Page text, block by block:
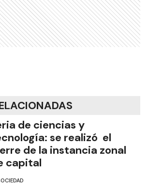
de ciencias y
se realizó el
de la instancia zonal
capital